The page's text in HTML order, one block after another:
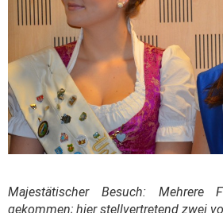
Majestätischer Besuch: Mehrere
gekommen; hier stellvertretend zwei